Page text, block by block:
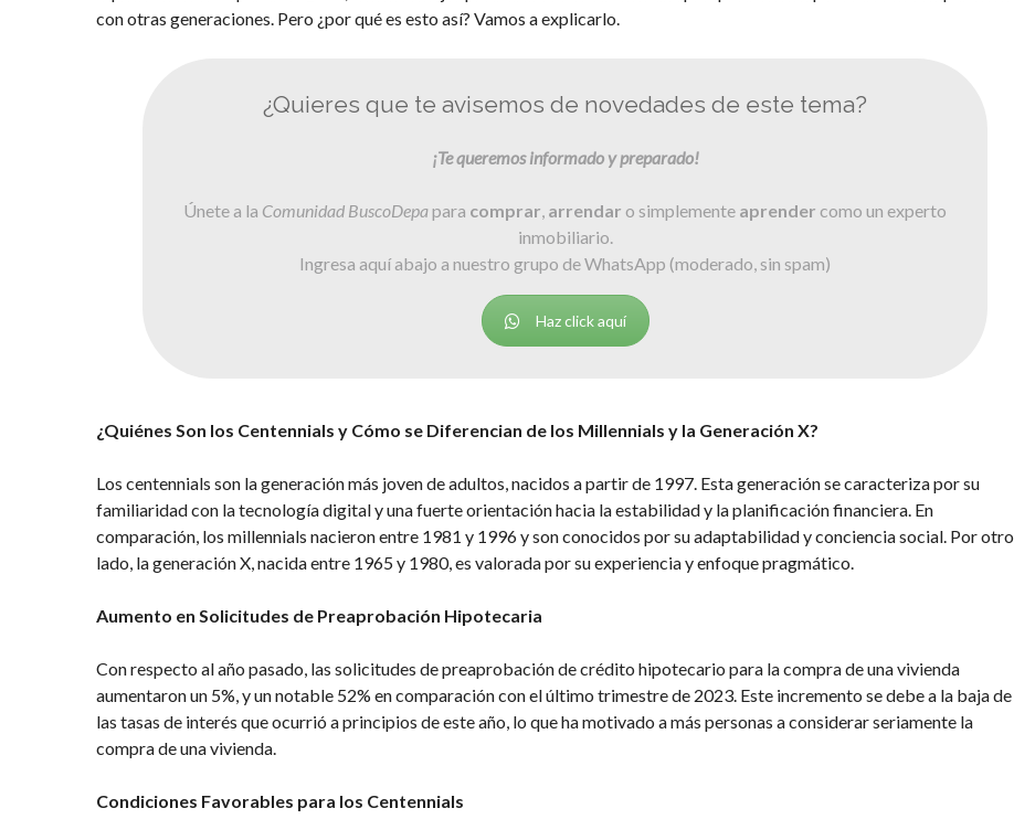
con otras generaciones. Pero ¿por qué es esto así? Vamos a explicarlo.
¿Quieres que te avisemos de novedades de este tema?
¡Te queremos informado y preparado!
Únete a la Comunidad BuscoDepapara comprar, arrendar o simplemente aprender como un experto
inmobiliario.
Ingresa aquí abajo a nuestro grupo de WhatsApp (moderado, sin spam)
Haz click aquí
¿Quiénes Son los Centennials y Cómo se Diferencian de los Millennials y la Generación X?
Los centennials son la generación más joven de adultos, nacidos a partir de 1997. Esta generación se caracteriza por su
familiaridad con la tecnología digital y una fuerte orientación hacia la estabilidad y la planificación financiera. En
comparación, los millennials nacieron entre 1981 y 1996 y son conocidos por su adaptabilidad y conciencia social. Por otro
lado, la generación X, nacida entre 1965 y 1980, es valorada por su experiencia y enfoque pragmático.
Aumento en Solicitudes de Preaprobación Hipotecaria
Con respecto al año pasado, las solicitudes de preaprobación de crédito hipotecario para la compra de una vivienda
aumentaron un 5%, y un notable 52% en comparación con el último trimestre de 2023. Este incremento se debe a la baja de
las tasas de interés que ocurrió a principios de este año, lo que ha motivado a más personas a considerar seriamente la
compra de una vivienda.
Condiciones Favorables para los Centennials